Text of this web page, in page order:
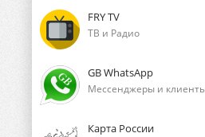
FRY TV
ТВ и Радио
GB WhatsApp
Карта России